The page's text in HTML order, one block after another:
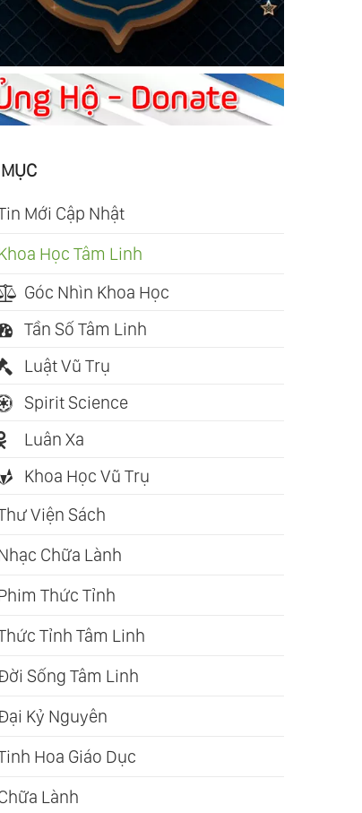
Mới Cập Nhật
Học Tâm Linh
Góc Nhìn Khoa Học
Tần Số Tâm Linh
Luật Vũ Trụ
Spirit Science
Luân Xa
Khoa Học Vũ Trụ
Viện Sách
Chữa Lành
Thức Tỉnh
Tỉnh Tâm Linh
Sống Tâm Linh
Kỷ Nguyên
Hoa Giáo Dục
Lành